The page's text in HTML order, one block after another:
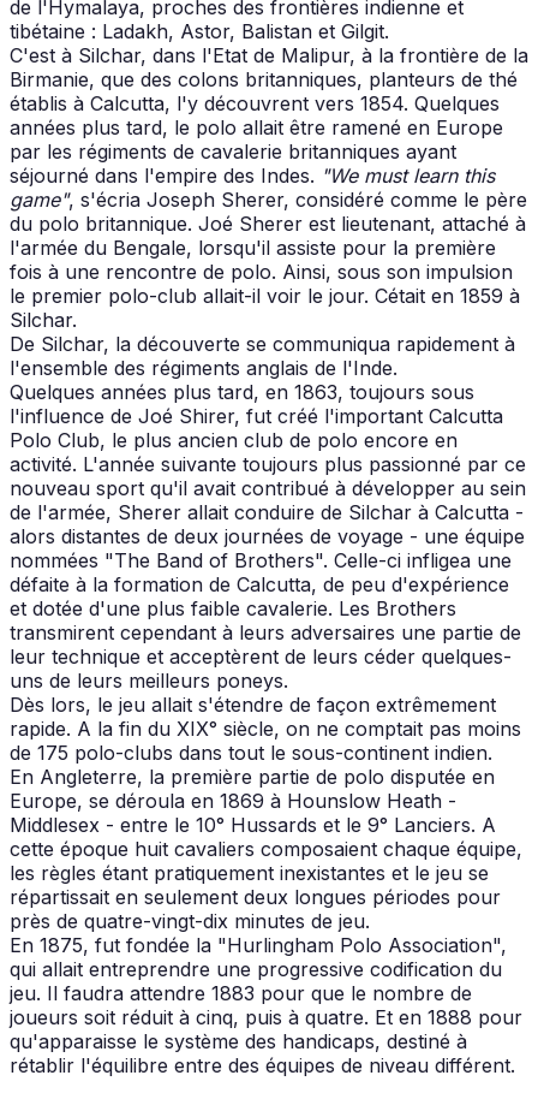
de l'Hymalaya, proches des frontières indienne et
tibétaine : Ladakh, Astor, Balistan et Gilgit.
C'est à Silchar, dans l'Etat de Malipur, à la frontière de la
Birmanie, que des colons britanniques, planteurs de thé
établis à Calcutta, l'y découvrent vers 1854. Quelques
années plus tard, le polo allait être ramené en Europe
par les régiments de cavalerie britanniques ayant
séjourné dans l'empire des Indes. "We must learn this
game", s'écria Joseph Sherer, considéré comme le père
du polo britannique. Joé Sherer est lieutenant, attaché à
l'armée du Bengale, lorsqu'il assiste pour la première
fois à une rencontre de polo. Ainsi, sous son impulsion
le premier polo-club allait-il voir le jour. Cétait en 1859 à
Silchar.
De Silchar, la découverte se communiqua rapidement à
l'ensemble des régiments anglais de l'Inde.
Quelques années plus tard, en 1863, toujours sous
l'influence de Joé Shirer, fut créé l'important Calcutta
Polo Club, le plus ancien club de polo encore en
activité. L'année suivante toujours plus passionné par ce
nouveau sport qu'il avait contribué à développer au sein
de l'armée, Sherer allait conduire de Silchar à Calcutta -
alors distantes de deux journées de voyage - une équipe
nommées "The Band of Brothers". Celle-ci infligea une
défaite à la formation de Calcutta, de peu d'expérience
et dotée d'une plus faible cavalerie. Les Brothers
transmirent cependant à leurs adversaires une partie de
leur technique et acceptèrent de leurs céder quelques-
uns de leurs meilleurs poneys.
Dès lors, le jeu allait s'étendre de façon extrêmement
rapide. A la fin du XIX° siècle, on ne comptait pas moins
de 175 polo-clubs dans tout le sous-continent indien.
En Angleterre, la première partie de polo disputée en
Europe, se déroula en 1869 à Hounslow Heath -
Middlesex - entre le 10° Hussards et le 9° Lanciers. A
cette époque huit cavaliers composaient chaque équipe,
les règles étant pratiquement inexistantes et le jeu se
répartissait en seulement deux longues périodes pour
près de quatre-vingt-dix minutes de jeu.
En 1875, fut fondée la "Hurlingham Polo Association",
qui allait entreprendre une progressive codification du
jeu. Il faudra attendre 1883 pour que le nombre de
joueurs soit réduit à cinq, puis à quatre. Et en 1888 pour
qu'apparaisse le système des handicaps, destiné à
rétablir l'équilibre entre des équipes de niveau différent.